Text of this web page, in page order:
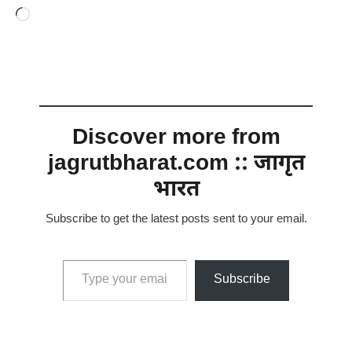
Loading…
Discover more from
jagrutbharat.com :: जागृत
भारत
Subscribe to get the latest posts sent to your email.
Type your email…
Subscribe